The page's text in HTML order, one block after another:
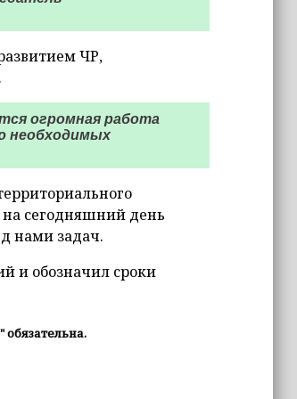
ЧР,
огромная работа
необходимых
на сегодняшний день
нами задач.
и обозначил сроки